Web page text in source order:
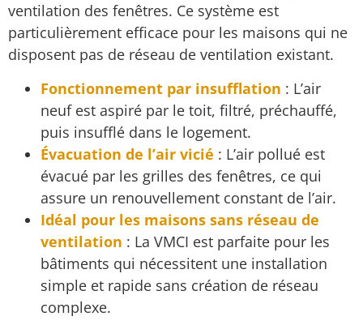
ventilation des fenêtres. Ce système est
particulièrement efficace pour les maisons qui ne
disposent pas de réseau de ventilation existant.
Fonctionnement par insufflation : L’air
neuf est aspiré par le toit, filtré, préchauffé,
puis insufflé dans le logement.
Évacuation de l’air vicié : L’air pollué est
évacué par les grilles des fenêtres, ce qui
assure un renouvellement constant de l’air.
Idéal pour les maisons sans réseau de
ventilation : La VMCI est parfaite pour les
bâtiments qui nécessitent une installation
simple et rapide sans création de réseau
complexe.